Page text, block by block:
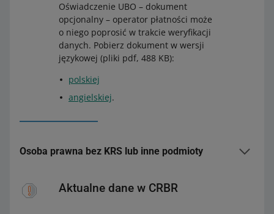
Dodatkowe
dokumenty
1. Umowa spółki.
2. Wykaz akcjonariuszy z domu
maklerskiego nie starszy niż 4 miesiące.
Akademickich Inkubatorów Przedsiębiorczości
wymagamy wniosku o dołączenie startupu do Allegro,
wydanego przez opiekuna, a od innych inkubatorów
przedsiębiorczości – wspomnianego wcześniej wniosku
oraz dodatkowo umowy zawartej z fundacją startupową.
Fundacja rodzinna
dokumenty
formie aktu notarialnego.
2. Odpis z rejestru fundacji rodzinnych.
Oświadczenie UBO – dokument
opcjonalny – operator płatności może
o niego poprosić w trakcie weryfikacji
danych. Pobierz dokument w wersji
językowej (pliki pdf, 488 KB):
polskiej
angielskiej.
Osoba prawna bez KRS lub inne podmioty
Dotyczy innych podmiotów gospodarczych.
Aktualne dane w CRBR